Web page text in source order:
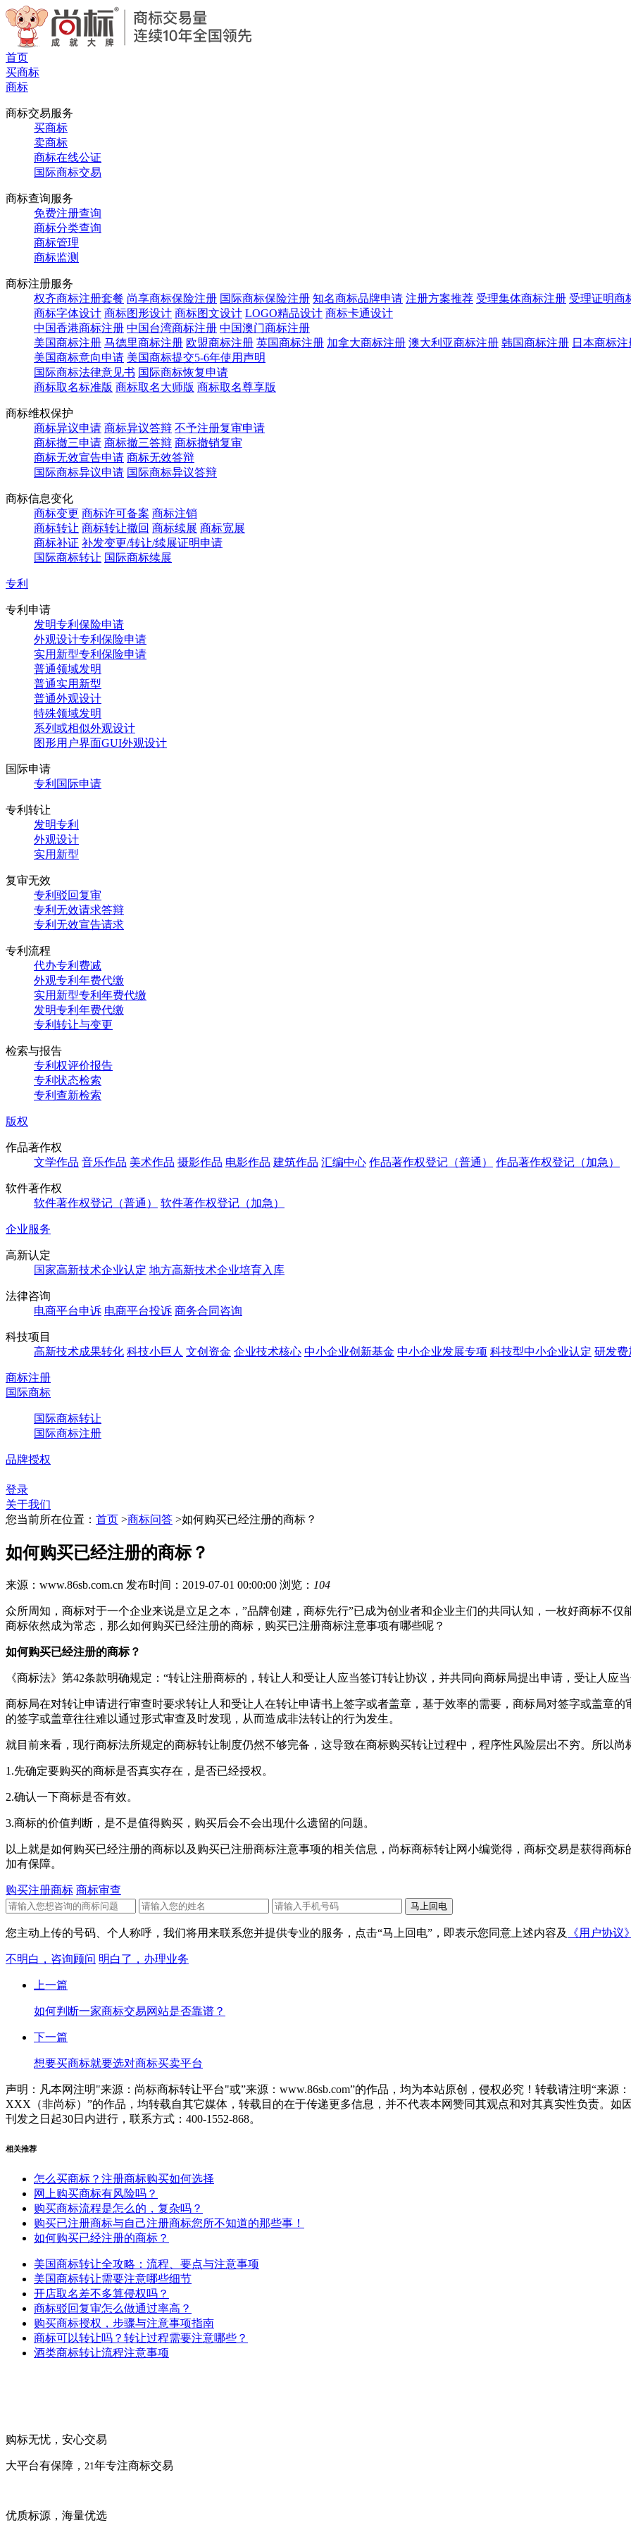
首页
买商标
商标
商标交易服务
买商标
卖商标
商标在线公证
国际商标交易
商标查询服务
免费注册查询
商标分类查询
商标管理
商标监测
商标注册服务
权齐商标注册套餐 尚享商标保险注册 国际商标保险注册 知名商标品牌申请 注册方案推荐 受理集体商标注册 受理证明商
商标字体设计 商标图形设计 商标图文设计 LOGO精品设计 商标卡通设计
中国香港商标注册 中国台湾商标注册 中国澳门商标注册
美国商标注册 马德里商标注册 欧盟商标注册 英国商标注册 加拿大商标注册 澳大利亚商标注册 韩国商标注册 日本商标注
美国商标意向申请 美国商标提交5-6年使用声明
国际商标法律意见书 国际商标恢复申请
商标取名标准版 商标取名大师版 商标取名尊享版
商标维权保护
商标异议申请 商标异议答辩 不予注册复审申请
商标撤三申请 商标撤三答辩 商标撤销复审
商标无效宣告申请 商标无效答辩
国际商标异议申请 国际商标异议答辩
商标信息变化
商标变更 商标许可备案 商标注销
商标转让 商标转让撤回 商标续展 商标宽展
商标补证 补发变更/转让/续展证明申请
国际商标转让 国际商标续展
专利
专利申请
发明专利保险申请
外观设计专利保险申请
实用新型专利保险申请
普通领域发明
普通实用新型
普通外观设计
特殊领域发明
系列或相似外观设计
图形用户界面GUI外观设计
国际申请
专利国际申请
专利转让
发明专利
外观设计
实用新型
复审无效
专利驳回复审
专利无效请求答辩
专利无效宣告请求
专利流程
代办专利费减
外观专利年费代缴
实用新型专利年费代缴
发明专利年费代缴
专利转让与变更
检索与报告
专利权评价报告
专利状态检索
专利查新检索
版权
作品著作权
文学作品 音乐作品 美术作品 摄影作品 电影作品 建筑作品 汇编中心 作品著作权登记（普通） 作品著作权登记（加急）
软件著作权
软件著作权登记（普通）
软件著作权登记（加急）
企业服务
高新认定
国家高新技术企业认定 地方高新技术企业培育入库
法律咨询
电商平台申诉 电商平台投诉 商务合同咨询
科技项目
高新技术成果转化 科技小巨人 文创资金 企业技术核心 中小企业创新基金 中小企业发展专项 科技型中小企业认定 研发费
商标注册
国际商标
国际商标转让
国际商标注册
品牌授权
登录
关于我们
您当前所在位置： 首页 >商标问答 >如何购买已经注册的商标？
如何购买已经注册的商标？
来源：www.86sb.com.cn 发布时间：2019-07-01 00:00:00 浏览： 104
众所周知，商标对于一个企业来说是立足之本，”品牌创建，商标先行”已成为创业者和企业主们的共同认知，一枚好商标不
商标依然成为常态，那么如何购买已经注册的商标，购买已注册商标注意事项有哪些呢？
如何购买已经注册的商标？
《商标法》第42条款明确规定：“转让注册商标的，转让人和受让人应当签订转让协议，并共同向商标局提出申请，受让人应
商标局在对转让申请进行审查时要求转让人和受让人在转让申请书上签字或者盖章，基于效率的需要，商标局对签字或盖章
的签字或盖章往往难以通过形式审查及时发现，从而造成非法转让的行为发生。
就目前来看，现行商标法所规定的商标转让制度仍然不够完备，这导致在商标购买转让过程中，程序性风险层出不穷。所以
1.先确定要购买的商标是否真实存在，是否已经授权。
2.确认一下商标是否有效。
3.商标的价值判断，是不是值得购买，购买后会不会出现什么遗留的问题。
以上就是如何购买已经注册的商标以及购买已注册商标注意事项的相关信息，尚标商标转让网小编觉得，商标交易是获得商
加有保障。
购买注册商标 商标审查
您主动上传的号码、个人称呼，我们将用来联系您并提供专业的服务，点击“马上回电”，即表示您同意上述内容及 《用户协议
不明白，咨询顾问 明白了，办理业务
上一篇
如何判断一家商标交易网站是否靠谱？
下一篇
想要买商标就要选对商标买卖平台
声明：凡本网注明"来源：尚标商标转让平台"或”来源：www.86sb.com”的作品，均为本站原创，侵权必究！转载请注明“来源
XXX（非尚标）”的作品，均转载自其它媒体，转载目的在于传递更多信息，并不代表本网赞同其观点和对其真实性负责。
刊发之日起30日内进行，联系方式：400-1552-868。
相关推荐
怎么买商标？注册商标购买如何选择
网上购买商标有风险吗？
购买商标流程是怎么的，复杂吗？
购买已注册商标与自己注册商标您所不知道的那些事！
如何购买已经注册的商标？
美国商标转让全攻略：流程、要点与注意事项
美国商标转让需要注意哪些细节
开店取名差不多算侵权吗？
商标驳回复审怎么做通过率高？
购买商标授权，步骤与注意事项指南
商标可以转让吗？转让过程需要注意哪些？
酒类商标转让流程注意事项
购标无忧，安心交易
大平台有保障， 21 年专注商标交易
优质标源，海量优选